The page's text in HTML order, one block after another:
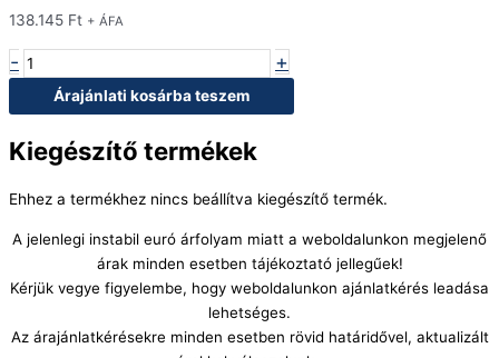
138.145 Ft + ÁFA
- +
Árajánlati kosárba teszem
Kiegészítő termékek
Ehhez a termékhez nincs beállítva kiegészítő termék.
A jelenlegi instabil euró árfolyam miatt a weboldalunkon megjelenő
árak minden esetben tájékoztató jellegűek!
Kérjük vegye figyelembe, hogy weboldalunkon ajánlatkérés leadása
lehetséges.
Az árajánlatkérésekre minden esetben rövid határidővel, aktualizált